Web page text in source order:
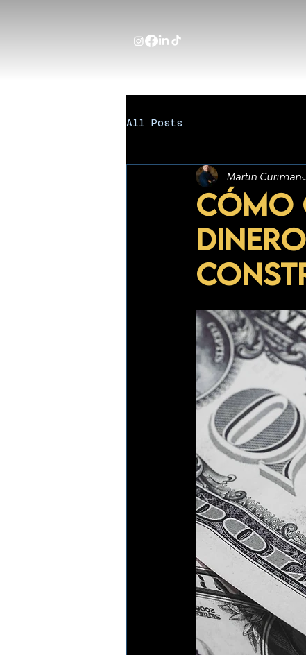
All Posts
Martin Curiman